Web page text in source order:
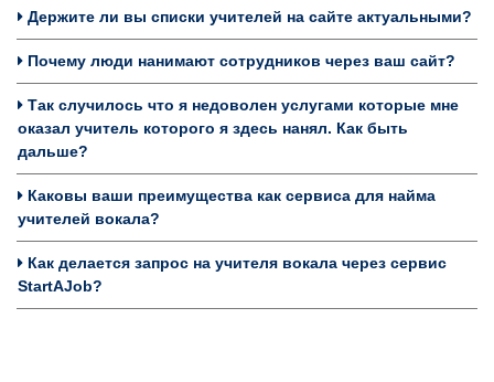
Держите ли вы списки учителей на сайте актуальными?
Почему люди нанимают сотрудников через ваш сайт?
Так случилось что я недоволен услугами которые мне
оказал учитель которого я здесь нанял. Как быть
дальше?
Каковы ваши преимущества как сервиса для найма
учителей вокала?
Как делается запрос на учителя вокала через сервис
StartAJob?